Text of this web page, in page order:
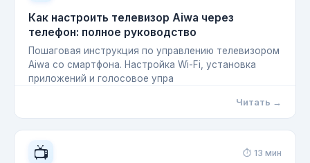
Как настроить телевизор Aiwa через
телефон: полное руководство
Пошаговая инструкция по управлению телевизором
Aiwa со смартфона. Настройка Wi-Fi, установка
приложений и голосовое упра
Читать →
📺 ⏱ 13 мин